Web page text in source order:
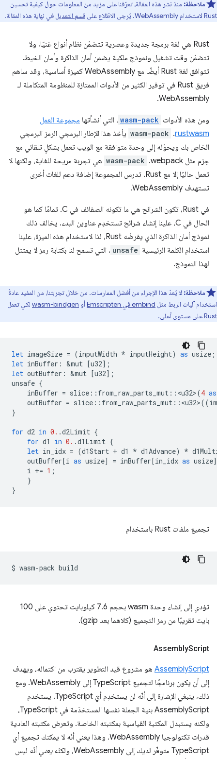
ملاحظة: منذ نشر هذه المقالة، تعرّفنا على مزيد من المعلومات حول كيفية تحسين
Rust لاستخدام WebAssembly. يُرجى الاطّلاع على
قسم التعديل في نهاية هذه المقالة.
Rust هي لغة برمجة جديدة وعصرية تتضمّن نظام أنواع غنيًا، ولا
تتضمّن وقت تشغيل ونموذج ملكية يضمن أمان الذاكرة وأمان الخيط.
تتوافق لغة Rust أيضًا مع WebAssembly كميزة أساسية، وقد ساهم
فريق Rust في توفير الكثير من الأدوات الممتازة للمنظومة المتكاملة لـ
WebAssembly.
ومن هذه الأدوات wasm-pack ، التي أنشأتها مجموعة العمل
rustwasm
.
wasm-pack يأخذ هذا الإطار البرمجي الرمز البرمجي
الخاص بك ويحوّله إلى وحدة متوافقة مع الويب تعمل بشكلٍ تلقائي مع
حِزم مثل webpack.
wasm-pack هي تجربة مريحة للغاية، ولكنها لا
تعمل حاليًا إلا مع Rust. تدرس المجموعة إضافة دعم للغات أخرى
تستهدف WebAssembly.
في Rust، تكون الشرائح هي ما تكونه الصفائف في C. تمامًا كما هو
الحال في C، علينا إنشاء شرائح تستخدِم عناوين البدء. يخالف ذلك
نموذج أمان الذاكرة الذي يفرضّه Rust، لذا لاستخدام هذه الميزة، علينا
استخدام الكلمة الرئيسية unsafe ، التي تسمح لنا بكتابة رمز لا يمتثل
لهذا النموذج.
ملاحظة: لا يُعدّ هذا الإجراء من أفضل الممارسات. من خلال تجربتنا، من المفيد عادةً
استخدام آليات الربط مثل embind في Emscripten أو wasm-bindgen لكي تعمل
Rust على مستوى أعلى.
let imageSize = (inputWidth * inputHeight) as usize ;
let inBuffer : &mut [u32];
let outBuffer : &mut [u32];
unsafe {
inBuffer = slice :: from_raw_parts_mut :: <u32>(4 as
outBuffer = slice :: from_raw_parts_mut :: <u32>((
}
for d2 in 0. .d2Limit {
for d1 in 0. .d1Limit {
let in_idx = (d1Start + d1 * d1Advance) *
outBuffer[i as usize] = inBuffer[in_idx as usize
i += 1 ;
}
}
تجميع ملفات Rust باستخدام
$ wasm-pack
تؤدي إلى إنشاء وحدة wasm بحجم 7.6 كيلوبايت تحتوي على 100
بايت تقريبًا من رمز التجميع (كلاهما بعد gzip).
AssemblyScript
AssemblyScript هو مشروع قيد التطوير يقترب من اكتماله، ويهدف
إلى أن يكون برنامجًا لتجميع TypeScript إلى WebAssembly. ومع
ذلك، ينبغي الإشارة إلى أنّه لن يستخدِم أيّ TypeScript. يستخدم
AssemblyScript بنية الجملة نفسها المستخدَمة في TypeScript،
ولكنه يستبدل المكتبة القياسية بمكتبته الخاصة. وتعرض مكتبته العادية
قدرات تكنولوجيا WebAssembly. وهذا يعني أنّه لا يمكنك تجميع أي
TypeScript متوفّر لديك إلى WebAssembly، ولكنّه
يعني أنّه ليس